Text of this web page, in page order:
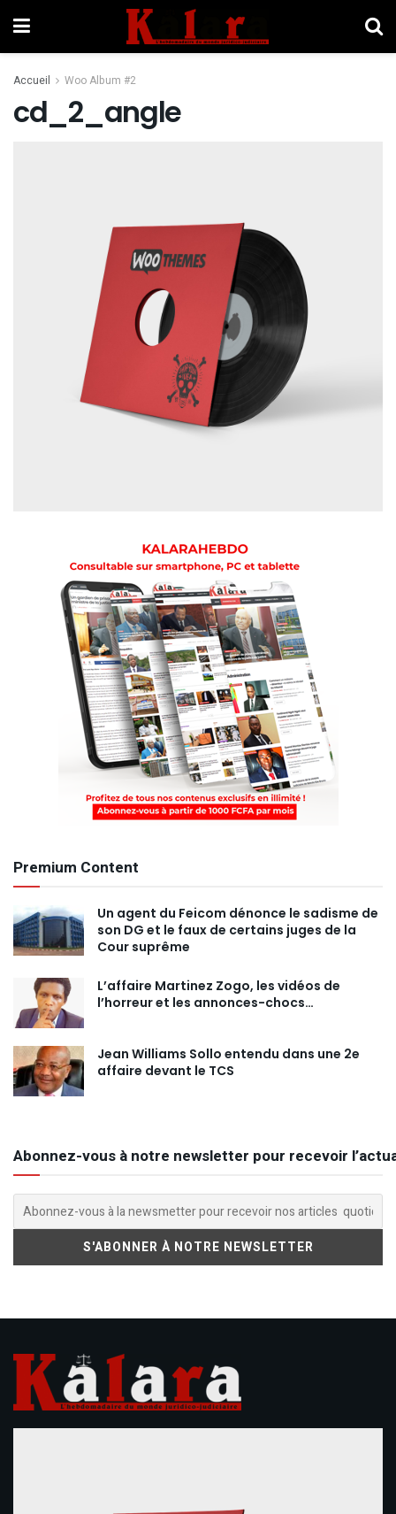
Accueil Woo Album #2
cd_2_angle
Premium Content
Un agent du Feicom dénonce le sadisme de
son DG et le faux de certains juges de la
Cour suprême
L’affaire Martinez Zogo, les vidéos de
l’horreur et les annonces-chocs…
Jean Williams Sollo entendu dans une 2e
affaire devant le TCS
Abonnez-vous à notre newsletter pour recevoir